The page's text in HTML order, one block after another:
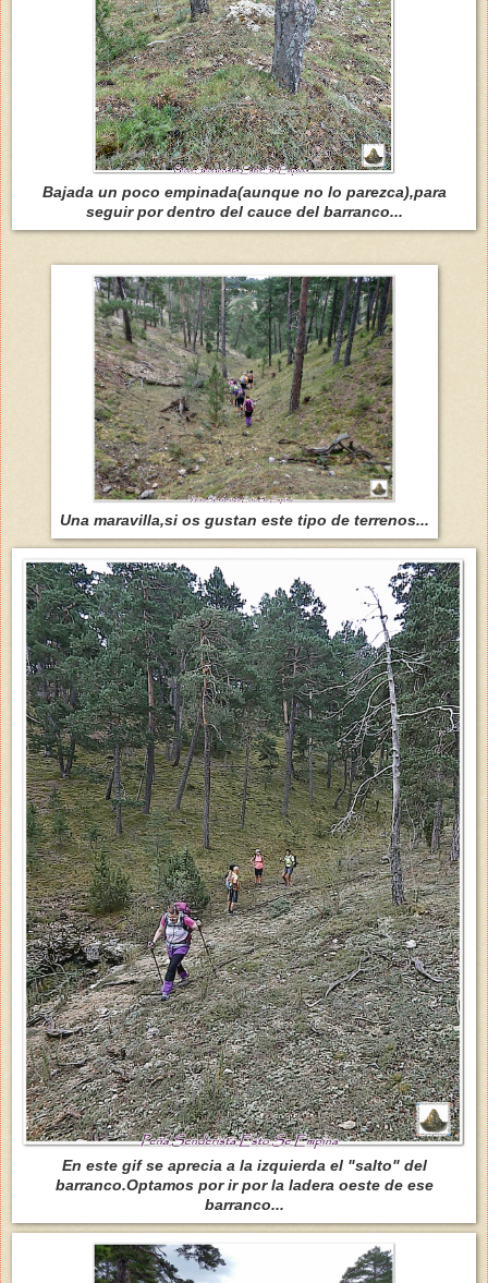
Bajada un poco empinada(aunque no lo parezca),para
seguir por dentro del cauce del barranco...
Una maravilla,si os gustan este tipo de terrenos...
En este gif se aprecia a la izquierda el "salto" del
barranco.Optamos por ir por la ladera oeste de ese
barranco...